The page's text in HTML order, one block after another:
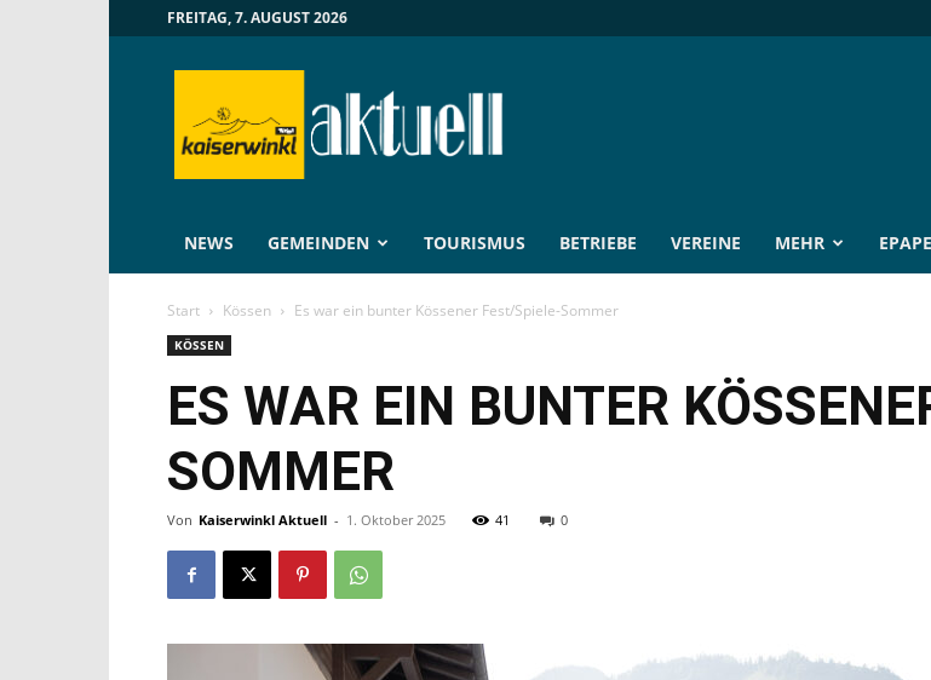
FREITAG, 7. AUGUST 2026
Aktuell
NEWS GEMEINDEN TOURISMUS BETRIEBE VEREINE MEHR
Start Kössen Es war ein bunter Kössener Fest/Spiele-Sommer
KÖSSEN
ES WAR EIN BUNTER
SOMMER
Von Kaiserwinkl Aktuell - 1. Oktober 2025 41 0